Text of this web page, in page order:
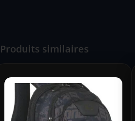
Produits similaires